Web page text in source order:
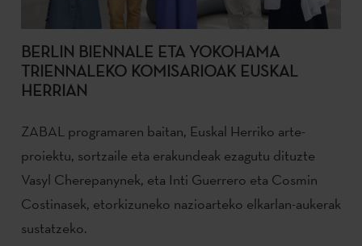
BERLIN BIENNALE ETA YOKOHAMA
TRIENNALEKO KOMISARIOAK EUSKAL
HERRIAN
ZABAL programaren baitan, Euskal Herriko arte-
proiektu, sortzaile eta erakundeak ezagutu dituzte
Vasyl Cherepanynek, eta Inti Guerrero eta Cosmin
Costinasek, etorkizuneko nazioarteko elkarlan-aukerak
sustatzeko.